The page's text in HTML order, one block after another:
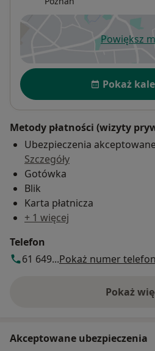
Powiększ
Dostępność
Pokaż
Metody płatności (wizyty
Ubezpieczenia
Szczegóły
Gotówka
Blik
Karta płatnicza
+ 1 więcej
Telefon
61 649...Pokaż numer
Pokażo
Akceptowane ubezpieczenia